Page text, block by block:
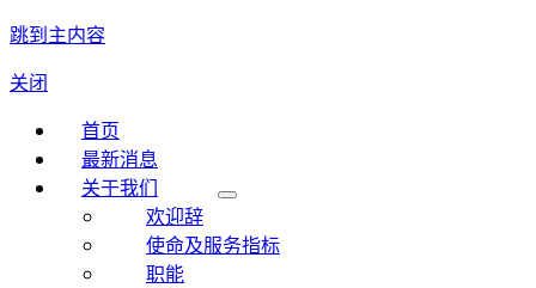
跳到主内容
关闭
首页
最新消息
关于我们
欢迎辞
使命及服务指标
职能